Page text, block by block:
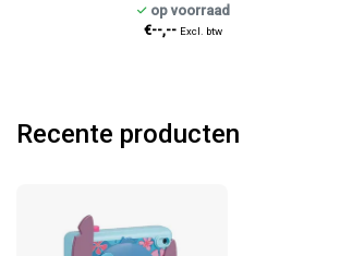
op voorraad
€--,-- Excl. btw
Recente producten